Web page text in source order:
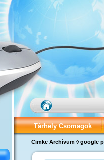
Tárhely Csomagok
Tárhely Adatok
Cimke Archívum ◊ google